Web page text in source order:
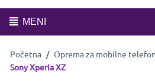
MENI
Početna / Oprema za mobilne
Sony Xperia XZ